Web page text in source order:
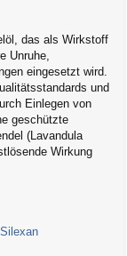
das als Wirkstoff
Unruhe,
eingesetzt wird.
und
Einlegen von
geschützte
(Lavandula
Wirkung